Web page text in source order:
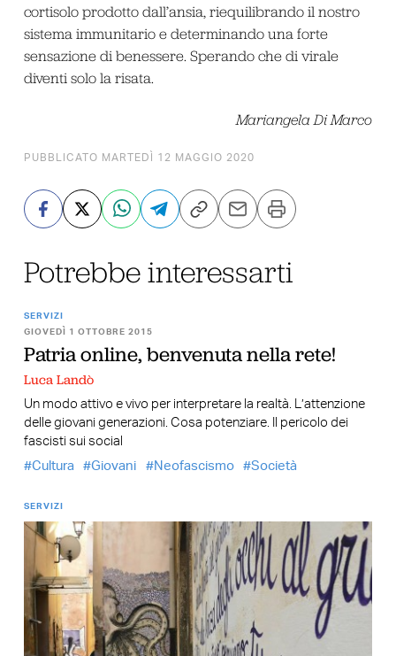
cortisolo prodotto dall’ansia, riequilibrando il nostro
sistema immunitario e determinando una forte
sensazione di benessere. Sperando che di virale
diventi solo la risata.
Mariangela Di Marco
PUBBLICATO MARTEDÌ 12 MAGGIO 2020
Potrebbe interessarti
SERVIZI
GIOVEDÌ 1 OTTOBRE 2015
Patria online, benvenuta nella rete!
Luca Landò
Un modo attivo e vivo per interpretare la realtà. L’attenzione
delle giovani generazioni. Cosa potenziare. Il pericolo dei
fascisti sui social
Cultura
Giovani Neofascismo Società
SERVIZI